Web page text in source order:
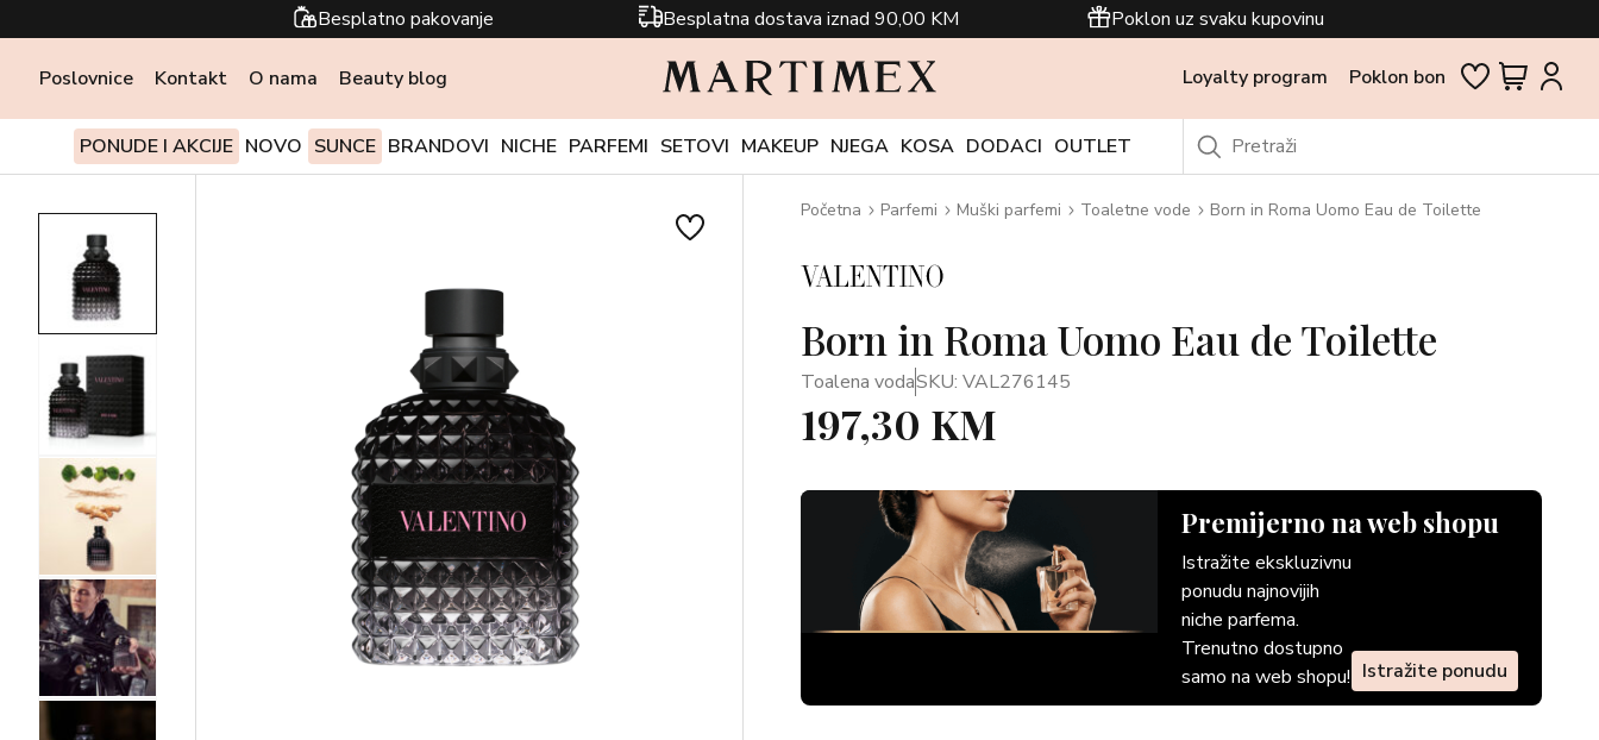
Besplatno pakovanje Besplatna dostava iznad 90,00 KM Poklon uz svaku kupovinu
Poslovnice Kontakt O nama Beauty blog Loyalty program Poklon bon
PONUDE I AKCIJE NOVO SUNCE BRANDOVI NICHE PARFEMI SETOVI MAKEUP NJEGA KOSA DODACI OUTLET
Početna Parfemi Muški parfemi Toaletne vode Born in Roma Uomo Eau de Toilette
Born in Roma Uomo Eau de Toilette
Toalena vodaSKU: VAL276145
197,30 KM
Premijerno na web shopu
Istražite ekskluzivnu
ponudu najnovijih
niche parfema.
Trenutno dostupno
samo na web shopu! Istražite ponudu